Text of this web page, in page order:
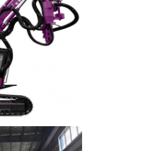
bientôt!